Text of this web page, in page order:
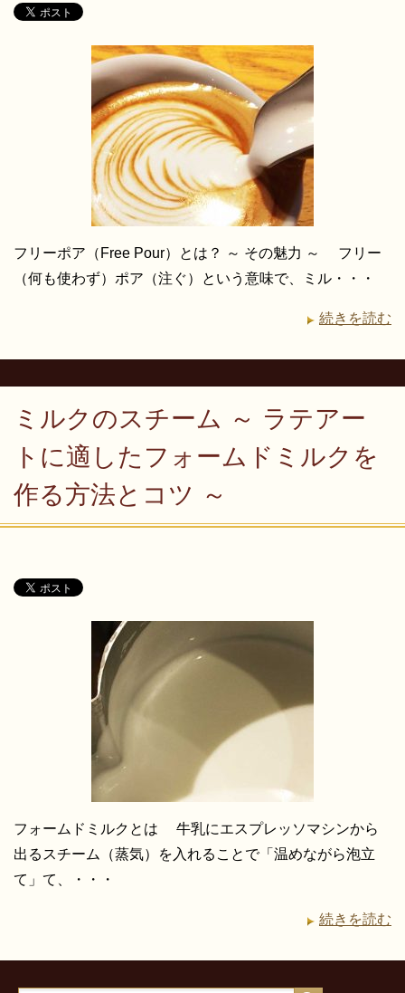
フリーポア（Free Pour）とは？ ～ その魅力 ～ フリー
（何も使わず）ポア（注ぐ）という意味で、ミル・・・
続きを読む
ミルクのスチーム ～ ラテアー
トに適したフォームドミルクを
作る方法とコツ ～
フォームドミルクとは 牛乳にエスプレッソマシンから
出るスチーム（蒸気）を入れることで「温めながら泡立
て」て、・・・
続きを読む